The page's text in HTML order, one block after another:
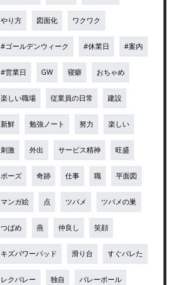
やり方 図面化 ワクワク
#ゴールデンウィーク #休業日 #案内
#営業日 GW 寝癖 おちゃめ
楽しい職場 従業員の日常 建設
新鮮 勉強ノート 努力 楽しい
刺激 外出 サービス精神 旺盛
ポーズ 奇跡 仕事 職 平面図
マンガ絵 点 ツバメ ツバメの巣
つばめ 燕 仲良し 笑顔
キズパワーパッド 滑り台 すぐバレた
レクバレー 独自 バレーボール